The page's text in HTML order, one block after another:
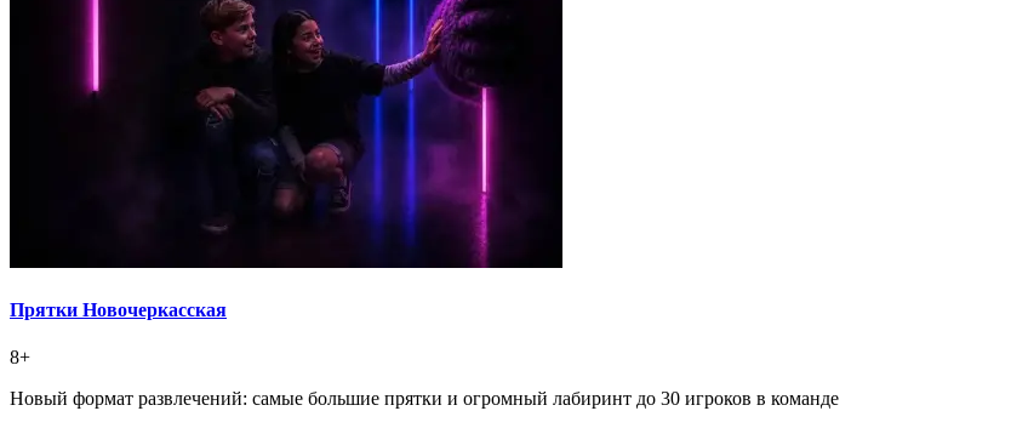
Прятки Новочеркасская
8+
Новый формат развлечений: самые большие прятки и огромный лабиринт до 30 игроков в команде